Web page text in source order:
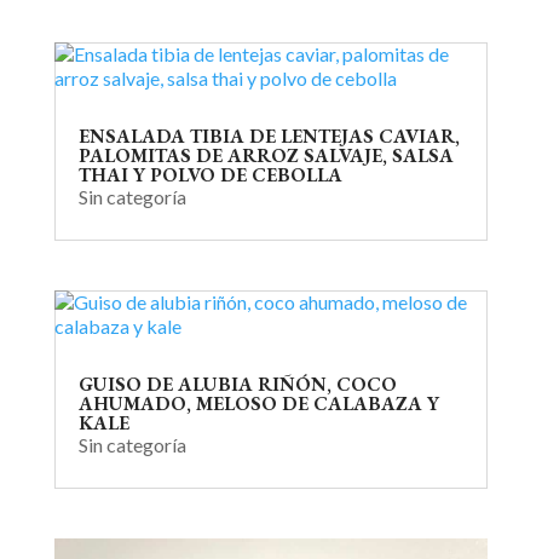
ENSALADA TIBIA DE LENTEJAS CAVIAR,
PALOMITAS DE ARROZ SALVAJE, SALSA
THAI Y POLVO DE CEBOLLA
Sin categoría
GUISO DE ALUBIA RIÑÓN, COCO
AHUMADO, MELOSO DE CALABAZA Y
KALE
Sin categoría